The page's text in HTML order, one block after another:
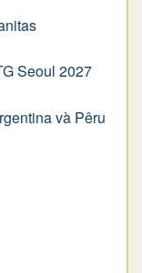
Seoul 2027
và Pêru